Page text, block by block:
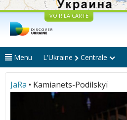
VOIR LA CARTE
Menu L'Ukraine Centrale
JаRа • Kamianets-Podilskyï